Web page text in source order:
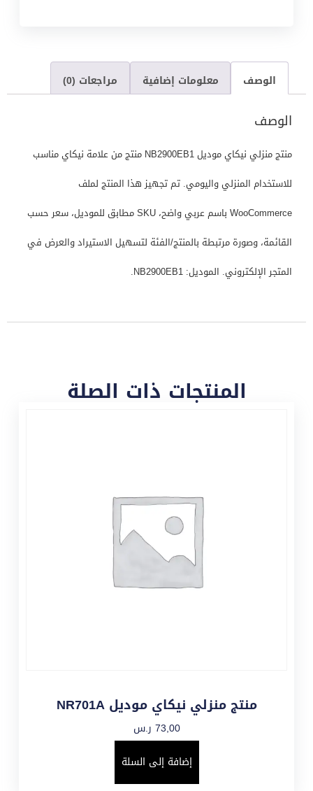
الوصف معلومات إضافية مراجعات (0)
الوصف
منتج منزلي نيكاي موديل NB2900EB1 منتج من علامة نيكاي مناسب
للاستخدام المنزلي واليومي. تم تجهيز هذا المنتج لملف
WooCommerce باسم عربي واضح، SKU مطابق للموديل، سعر حسب
القائمة، وصورة مرتبطة بالمنتج/الفئة لتسهيل الاستيراد والعرض في
المتجر الإلكتروني. الموديل: NB2900EB1.
المنتجات ذات الصلة
منتج منزلي نيكاي موديل NR701A
73,00 ر.س
إضافة إلى السلة